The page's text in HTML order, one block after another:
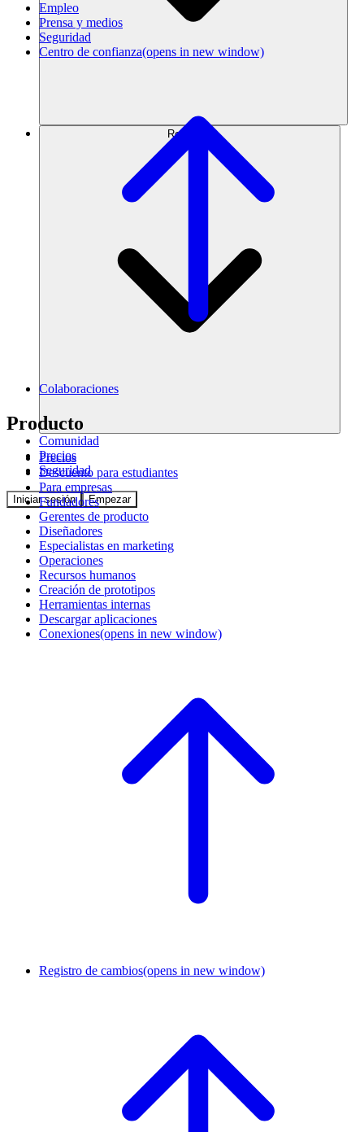
Recursos
Comunidad
Precios
Seguridad
Iniciar sesión Empezar
Empleo
Prensa y medios
Seguridad
Centro de confianza(opens in new window)
Colaboraciones
Producto
Precios
Descuento para estudiantes
Para empresas
Fundadores
Gerentes de producto
Diseñadores
Especialistas en marketing
Operaciones
Recursos humanos
Creación de prototipos
Herramientas internas
Descargar aplicaciones
Conexiones(opens in new window)
Registro de cambios(opens in new window)